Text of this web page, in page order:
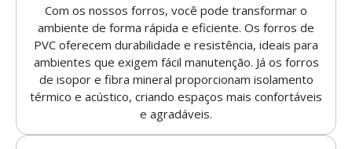
Com os nossos forros, você pode transformar o
ambiente de forma rápida e eficiente. Os forros de
PVC oferecem durabilidade e resistência, ideais para
ambientes que exigem fácil manutenção. Já os forros
de isopor e fibra mineral proporcionam isolamento
térmico e acústico, criando espaços mais confortáveis
e agradáveis.